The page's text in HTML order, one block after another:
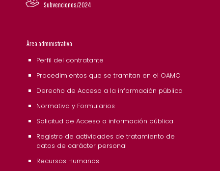
Subvenciones/2024
Área administrativa
Perfil del contratante
Procedimientos que se tramitan en el OAMC
Derecho de Acceso a la información pública
Normativa y Formularios
Solicitud de Acceso a información pública
Registro de actividades de tratamiento de
datos de carácter personal
Recursos Humanos